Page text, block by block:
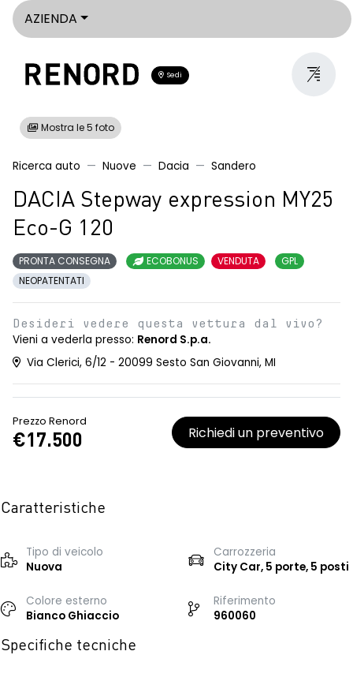
AZIENDA
Sedi
Mostra le 5 foto
Ricerca auto Nuove Dacia Sandero
DACIA Stepway expression MY25
Eco-G 120
PRONTA CONSEGNA ECOBONUS VENDUTA
GPL
NEOPATENTATI
Desideri vedere questa vettura dal vivo?
Vieni a vederla presso: Renord S.p.a.
Via Clerici, 6/12 - 20099 Sesto San Giovanni, MI
Prezzo Renord
€17.500 Richiedi un preventivo
Caratteristiche
Tipo di veicolo
Nuova
Carrozzeria
City Car, 5 porte, 5 posti
Colore esterno
Bianco Ghiaccio
Riferimento
960060
Specifiche tecniche